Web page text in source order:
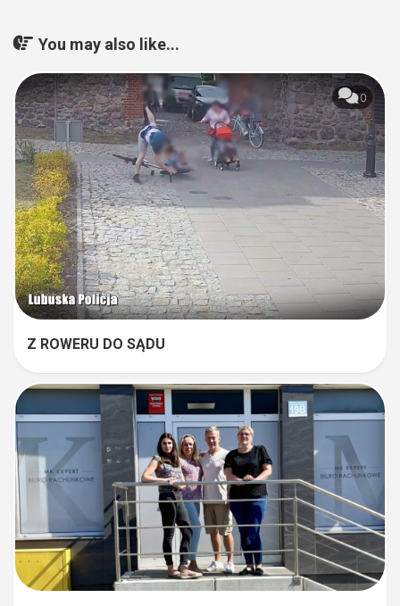
You may also like...
0
Z ROWERU DO SĄDU